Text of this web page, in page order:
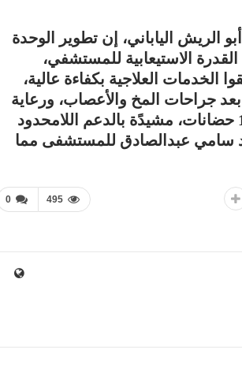
الياباني، إن تطوير الوحدة
الاستيعابية للمستشفي،
الخدمات العلاجية بكفاءة عالية،
جراحات المخ والأعصاب، ورعاية
القسطرة، ورعاية خاصة بحديثي الولادة مزودة بعدد 10 حضانات، مشيدًة بالدعم اللامحدود
سامي عبدالصادق للمستشفى مما
0 495